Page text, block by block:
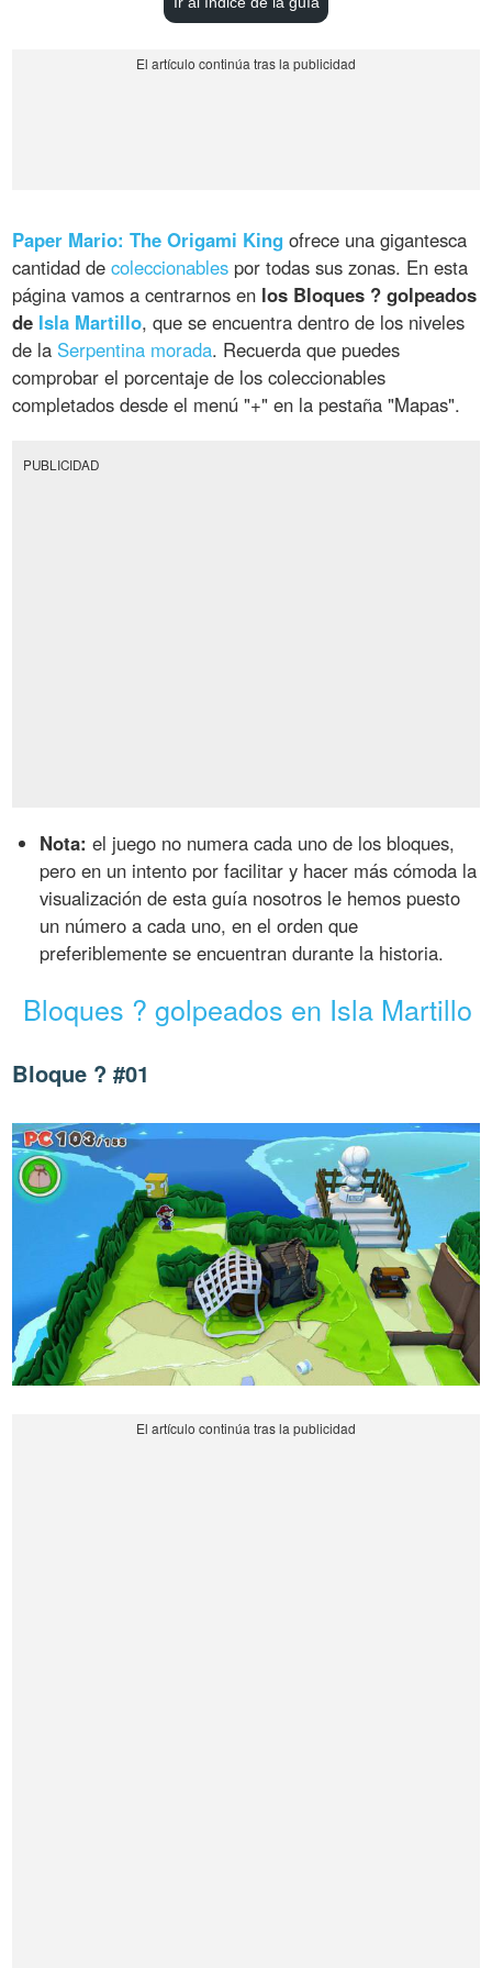
Paper Mario: The Origami King ofrece una gigantesca
cantidad decoleccionables por todas sus zonas. En esta
página vamos a centrarnos en los Bloques ? golpeados
de Isla Martillo, que se encuentra dentro de los niveles
de la Serpentina morada. Recuerda que puedes
comprobar el porcentaje de los coleccionables
completados desde el menú "+" en la pestaña "Mapas".
PUBLICIDAD
Nota: el juego no numera cada uno de los bloques,
pero en un intento por facilitar y hacer más cómoda la
visualización de esta guía nosotros le hemos puesto
un número a cada uno, en el orden que
preferiblemente se encuentran durante la historia.
Bloques ? golpeados en Isla Martillo
Bloque ? #01